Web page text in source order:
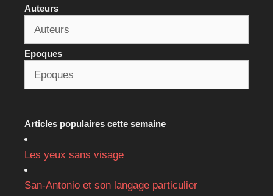
Auteurs
Epoques
Articles populaires cette semaine
Les yeux sans visage
San-Antonio et son langage particulier